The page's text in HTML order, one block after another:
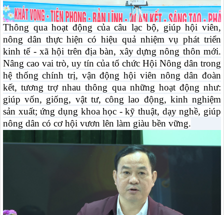
Thông qua hoạt động của câu lạc bộ, giúp hội viên,
nông dân thực hiện có hiệu quả nhiệm vụ phát triển
kinh tế - xã hội trên địa bàn, xây dựng nông thôn mới.
Nâng cao vai trò, uy tín của tổ chức Hội Nông dân trong
hệ thống chính trị, vận động hội viên nông dân đoàn
kết, tương trợ nhau thông qua những hoạt động như:
giúp vốn, giống, vật tư, công lao động, kinh nghiệm
sản xuất; ứng dụng khoa học - kỹ thuật, dạy nghề, giúp
nông dân có cơ hội vươn lên làm giàu bền vững.